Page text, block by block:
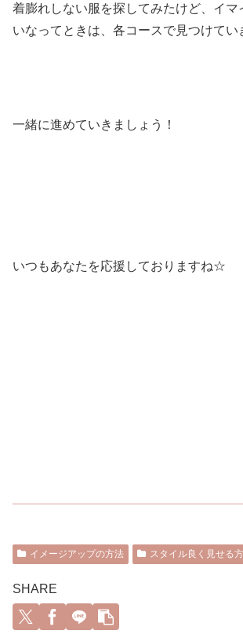
着膨れしない服を探してみたけど、イマ
いなってときは、各コースで見つけてい
一緒に進めていきましょう！
いつもあなたを応援しておりますね☆
イメージアップの方法 スタイル良く見せる
SHARE